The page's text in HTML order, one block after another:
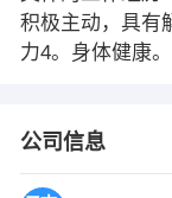
积极主动，具有
力4。身体健康。
公司信息